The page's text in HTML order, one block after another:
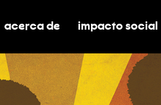
boletos
submenú de visite
alternar submenú de acerca
acerca de activar/
impacto social